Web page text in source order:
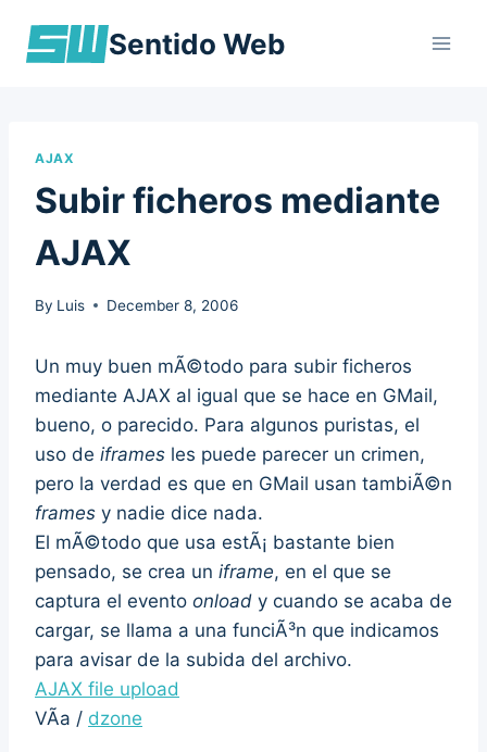
Sentido Web
AJAX
Subir ficheros mediante
AJAX
By Luis December 8, 2006
Un muy buen mÃ©todo para subir ficheros
mediante AJAX al igual que se hace en GMail,
bueno, o parecido. Para algunos puristas, el
uso de iframes les puede parecer un crimen,
pero la verdad es que en GMail usan tambiÃ©n
frames y nadie dice nada.
El mÃ©todo que usa estÃ¡ bastante bien
pensado, se crea un iframe, en el que se
captura el evento onload y cuando se acaba de
cargar, se llama a una funciÃ³n que indicamos
para avisar de la subida del archivo.
AJAX file upload
VÃ­a / dzone